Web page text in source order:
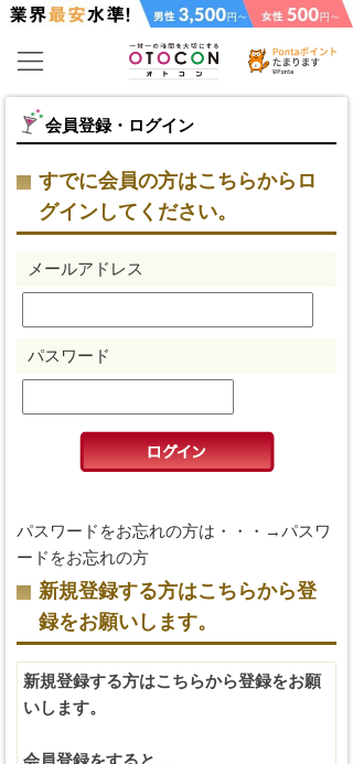
会員登録・ログイン
すでに会員の方はこちらからロ
グインしてください。
メールアドレス
パスワード
パスワードをお忘れの方は・・・→パスワ
ードをお忘れの方
新規登録する方はこちらから登
録をお願いします。
新規登録する方はこちらから登録をお願
いします。
会員登録をすると…